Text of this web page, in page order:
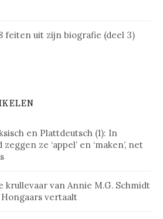
feiten uit zijn biografie (deel 3)
en Plattdeutsch (1): In
ze ‘appel’ en ‘maken’, net
krullevaar van Annie M.G. Schmidt
vertaalt